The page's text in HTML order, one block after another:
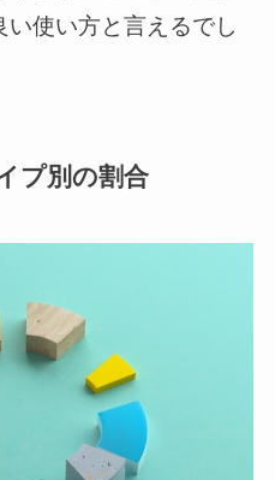
使い方と言えるでし
プ別の割合